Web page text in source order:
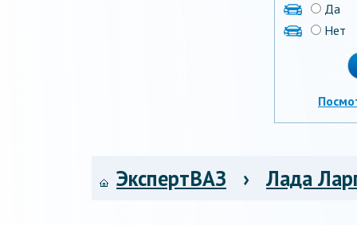
Да
Нет
ЭкспертВАЗ › Лада